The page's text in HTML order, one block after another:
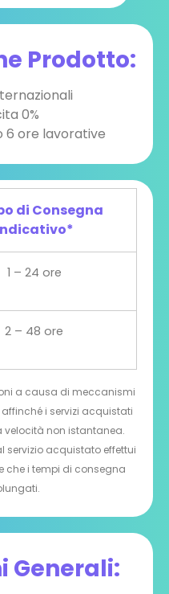
Prodotto:
0%
6 ore lavorative
di Consegna
1 – 24 ore
2 – 48 ore
a causa di meccanismi
i servizi acquistati
non istantanea.
servizio acquistato effettui
che i tempi di consegna
Generali: